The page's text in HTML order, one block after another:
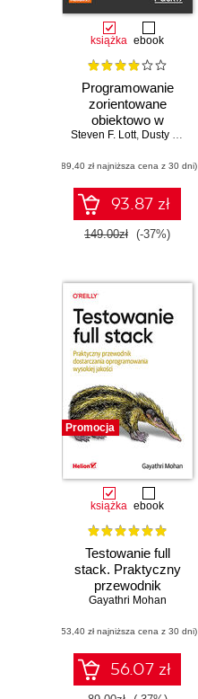
książka ebook
Programowanie
zorientowane
obiektowo w
Pythonie.
solidnych i łatwych
w utrzymaniu
aplikacji i bibliotek.
Wydanie IV
Steven F. Lott, Dusty Phillips
(89,40 zł najniższa cena z 30 dni)
93.87 zł
149.00zł (-37%)
Promocja
książka ebook
Testowanie full
stack. Praktyczny
przewodnik
dostarczania
wysokiej jakości
Gayathri Mohan
(53,40 zł najniższa cena z 30 dni)
56.07 zł